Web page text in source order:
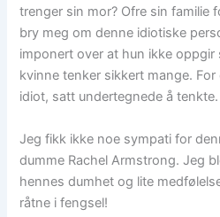
trenger sin mor? Ofre sin familie
bry meg om denne idiotiske
imponert over at hun ikke oppgir
kvinne tenker sikkert mange.
idiot, satt undertegnede å tenkte.
Jeg fikk ikke noe sympati for
dumme Rachel Armstrong. Jeg
hennes dumhet og lite
råtne i fengsel!